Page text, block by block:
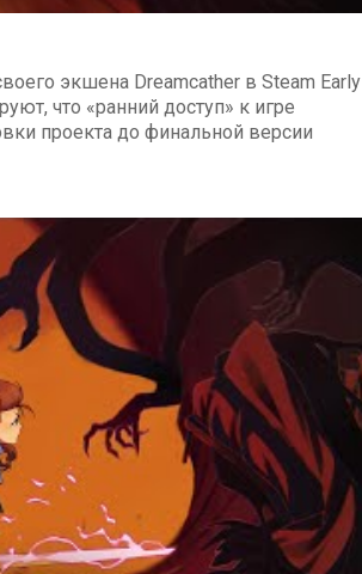
экшена Dreamcather в Steam Early
что «ранний доступ» к игре
проекта до финальной версии